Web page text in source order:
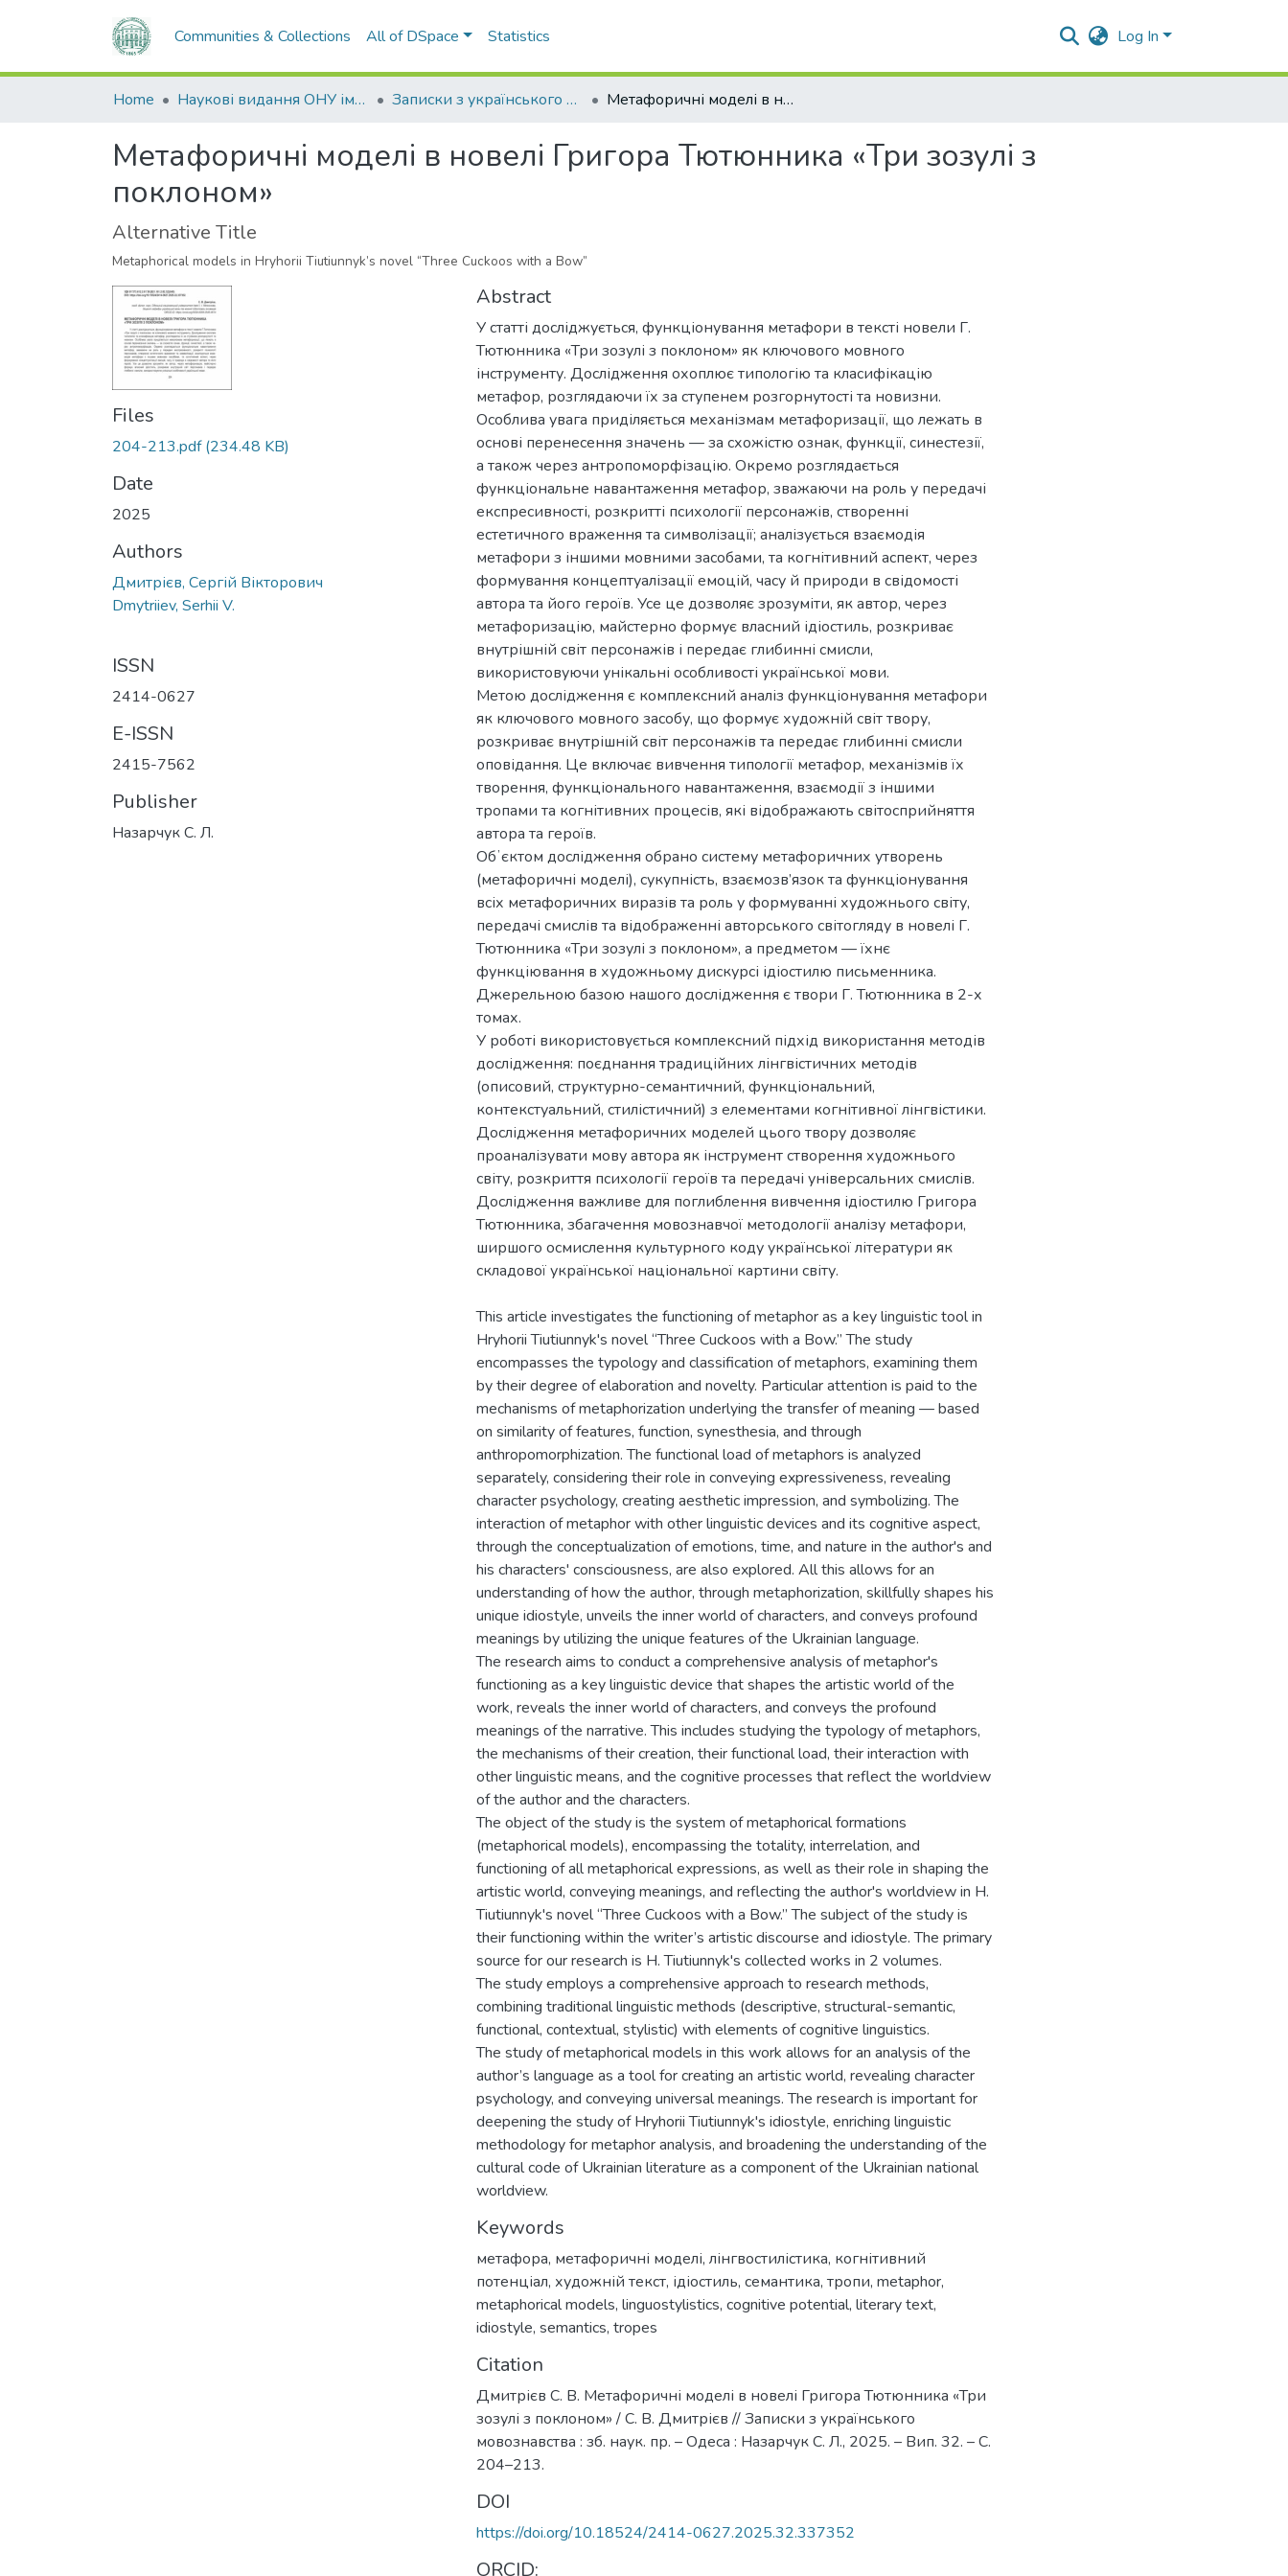
Communities & Collections All of DSpace Statistics Log In
Home Наукові видання ОНУ імені І. І. Мечникова Записки з українського мовознавства Метафоричні моделі в новелі Григора Тютюнника «Три зозулі з поклоном»
Метафоричні моделі в новелі Григора Тютюнника «Три зозулі з
поклоном»
Alternative Title
Metaphorical models in Hryhorii Tiutiunnyk’s novel “Three Cuckoos with a Bow”
Files
204-213.pdf(234.48 KB)
Date
2025
Authors
Дмитрієв, Сергій Вікторович
Dmytriiev, Serhii V.
ISSN
2414-0627
E-ISSN
2415-7562
Publisher
Назарчук С. Л.
Abstract
У статті досліджується, функціонування метафори в тексті новели Г.
Тютюнника «Три зозулі з поклоном» як ключового мовного
інструменту. Дослідження охоплює типологію та класифікацію
метафор, розглядаючи їх за ступенем розгорнутості та новизни.
Особлива увага приділяється механізмам метафоризації, що лежать в
основі перенесення значень — за схожістю ознак, функції, синестезії,
а також через антропоморфізацію. Окремо розглядається
функціональне навантаження метафор, зважаючи на роль у передачі
експресивності, розкритті психології персонажів, створенні
естетичного враження та символізації; аналізується взаємодія
метафори з іншими мовними засобами, та когнітивний аспект, через
формування концептуалізації емоцій, часу й природи в свідомості
автора та його героїв. Усе це дозволяє зрозуміти, як автор, через
метафоризацію, майстерно формує власний ідіостиль, розкриває
внутрішній світ персонажів і передає глибинні смисли,
використовуючи унікальні особливості української мови.
Метою дослідження є комплексний аналіз функціонування метафори
як ключового мовного засобу, що формує художній світ твору,
розкриває внутрішній світ персонажів та передає глибинні смисли
оповідання. Це включає вивчення типології метафор, механізмів їх
творення, функціонального навантаження, взаємодії з іншими
тропами та когнітивних процесів, які відображають світосприйняття
автора та героїв.
Обʼєктом дослідження обрано систему метафоричних утворень
(метафоричні моделі), сукупність, взаємозв’язок та функціонування
всіх метафоричних виразів та роль у формуванні художнього світу,
передачі смислів та відображенні авторського світогляду в новелі Г.
Тютюнника «Три зозулі з поклоном», а предметом — їхнє
функціювання в художньому дискурсі ідіостилю письменника.
Джерельною базою нашого дослідження є твори Г. Тютюнника в 2-х
томах.
У роботі використовується комплексний підхід використання методів
дослідження: поєднання традиційних лінгвістичних методів
(описовий, структурно-семантичний, функціональний,
контекстуальний, стилістичний) з елементами когнітивної лінгвістики.
Дослідження метафоричних моделей цього твору дозволяє
проаналізувати мову автора як інструмент створення художнього
світу, розкриття психології героїв та передачі універсальних смислів.
Дослідження важливе для поглиблення вивчення ідіостилю Григора
Тютюнника, збагачення мовознавчої методології аналізу метафори,
ширшого осмислення культурного коду української літератури як
This article investigates the functioning of metaphor as a key linguistic tool in
Hryhorii Tiutiunnyk's novel “Three Cuckoos with a Bow.” The study
encompasses the typology and classification of metaphors, examining them
by their degree of elaboration and novelty. Particular attention is paid to the
mechanisms of metaphorization underlying the transfer of meaning — based
on similarity of features, function, synesthesia, and through
anthropomorphization. The functional load of metaphors is analyzed
separately, considering their role in conveying expressiveness, revealing
character psychology, creating aesthetic impression, and symbolizing. The
interaction of metaphor with other linguistic devices and its cognitive aspect,
through the conceptualization of emotions, time, and nature in the author's and
his characters' consciousness, are also explored. All this allows for an
understanding of how the author, through metaphorization, skillfully shapes his
unique idiostyle, unveils the inner world of characters, and conveys profound
meanings by utilizing the unique features of the Ukrainian language.
The research aims to conduct a comprehensive analysis of metaphor's
functioning as a key linguistic device that shapes the artistic world of the
work, reveals the inner world of characters, and conveys the profound
meanings of the narrative. This includes studying the typology of metaphors,
the mechanisms of their creation, their functional load, their interaction with
other linguistic means, and the cognitive processes that reflect the worldview
of the author and the characters.
The object of the study is the system of metaphorical formations
(metaphorical models), encompassing the totality, interrelation, and
functioning of all metaphorical expressions, as well as their role in shaping the
artistic world, conveying meanings, and reflecting the author's worldview in H.
Tiutiunnyk's novel “Three Cuckoos with a Bow.” The subject of the study is
their functioning within the writer’s artistic discourse and idiostyle. The primary
source for our research is H. Tiutiunnyk's collected works in 2 volumes.
The study employs a comprehensive approach to research methods,
combining traditional linguistic methods (descriptive, structural-semantic,
functional, contextual, stylistic) with elements of cognitive linguistics.
The study of metaphorical models in this work allows for an analysis of the
author’s language as a tool for creating an artistic world, revealing character
psychology, and conveying universal meanings. The research is important for
deepening the study of Hryhorii Tiutiunnyk's idiostyle, enriching linguistic
methodology for metaphor analysis, and broadening the understanding of the
cultural code of Ukrainian literature as a component of the Ukrainian national
worldview.
Keywords
метафора, метафоричні моделі, лінгвостилістика, когнітивний
потенціал, художній текст, ідіостиль, семантика, тропи, metaphor,
metaphorical models, linguostylistics, cognitive potential, literary text,
idiostyle, semantics, tropes
Citation
Дмитрієв С. В. Метафоричні моделі в новелі Григора Тютюнника «Три
зозулі з поклоном» / С. В. Дмитрієв // Записки з українського
мовознавства : зб. наук. пр. – Одеса : Назарчук С. Л., 2025. – Вип. 32. – С.
204–213.
DOI
https://doi.org/10.18524/2414-0627.2025.32.337352
ORCID: